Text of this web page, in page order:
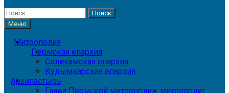
Найти:
Меню
Митрополия
Пермская епархия
Соликамская епархия
Кудымкарская епархия
Архипастырь
Глава Пермской митрополии, митрополит